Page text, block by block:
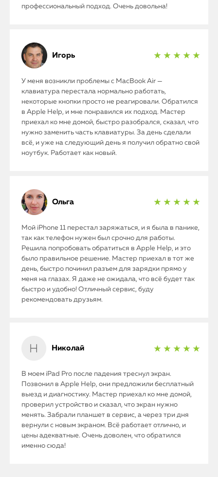
профессиональный подход. Очень довольна!
Игорь ★ ★ ★ ★ ★
У меня возникли проблемы с MacBook Air —
клавиатура перестала нормально работать,
некоторые кнопки просто не реагировали. Обратился
в Apple Help, и мне понравился их подход. Мастер
приехал ко мне домой, быстро разобрался, сказал, что
нужно заменить часть клавиатуры. За день сделали
всё, и уже на следующий день я получил обратно свой
ноутбук. Работает как новый.
Ольга ★ ★ ★ ★ ★
Мой iPhone 11 перестал заряжаться, и я была в панике,
так как телефон нужен был срочно для работы.
Решила попробовать обратиться в Apple Help, и это
было правильное решение. Мастер приехал в тот же
день, быстро починил разъем для зарядки прямо у
меня на глазах. Я даже не ожидала, что всё будет так
быстро и удобно! Отличный сервис, буду
рекомендовать друзьям.
Николай ★ ★ ★ ★ ★
В моем iPad Pro после падения треснул экран.
Позвонил в Apple Help, они предложили бесплатный
выезд и диагностику. Мастер приехал ко мне домой,
проверил устройство и сказал, что экран нужно
менять. Забрали планшет в сервис, а через три дня
вернули с новым экраном. Всё работает отлично, и
цены адекватные. Очень доволен, что обратился
именно сюда!